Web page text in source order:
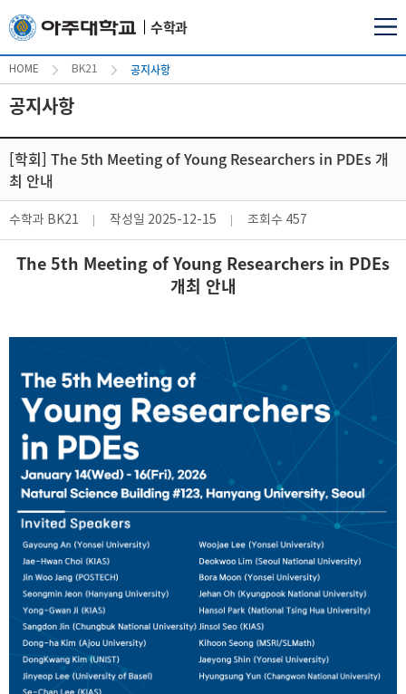
수학과
HOME BK21 공지사항
공지사항
[학회] The 5th Meeting of Young Researchers in PDEs 개
최 안내
수학과 BK21 작성일 2025-12-15 조회수 457
The 5th Meeting of Young Researchers in PDEs
개최 안내